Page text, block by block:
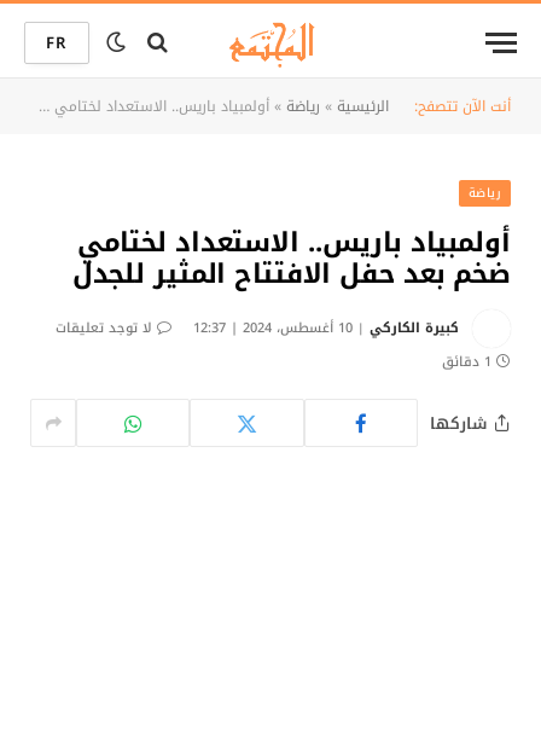
FR
أنت الآن تتصفح: الرئيسية» رياضة»أولمبياد باريس.. الاستعداد لختامي ضخم بعد حفل الافتتاح المثير للجدل
رياضة
أولمبياد باريس.. الاستعداد لختامي
ضخم بعد حفل الافتتاح المثير للجدل
كبيرة الكاركي 10 أغسطس، 2024 | 12:37
لا توجد تعليقات
1 دقائق
شاركها